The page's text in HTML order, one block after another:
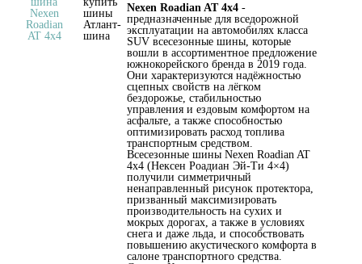
Nexen Roadian AT 4x4 -
предназначенные для вседорожной
эксплуатации на автомобилях класса
SUV всесезонные шины, которые
вошли в ассортиментное предложение
южнокорейского бренда в 2019 года.
Они характеризуются надёжностью
сцепных свойств на лёгком
бездорожье, стабильностью
управления и ездовым комфортом на
асфальте, а также способностью
оптимизировать расход топлива
транспортным средством.
Всесезонные шины Nexen Roadian AT
4x4 (Нексен Роадиан Эй-Ти 4×4)
получили симметричный
ненаправленный рисунок протектора,
призванный максимизировать
производительность на сухих и
мокрых дорогах, а также в условиях
снега и даже льда, и способствовать
повышению акустического комфорта в
салоне транспортного средства.